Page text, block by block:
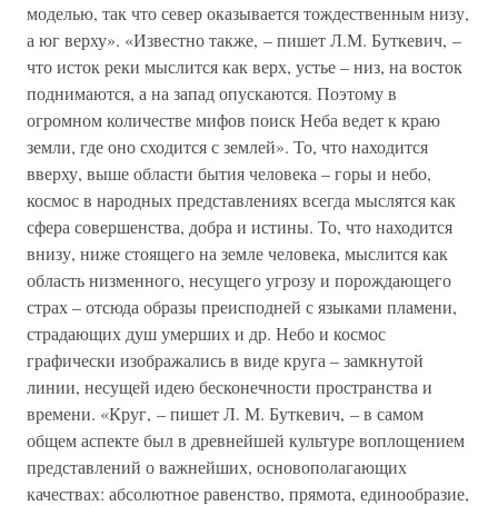
моделью, так что север оказывается тождественным низу,
а юг верху». «Известно также, – пишет Л.М. Буткевич, –
что исток реки мыслится как верх, устье – низ, на восток
поднимаются, а на запад опускаются. Поэтому в
огромном количестве мифов поиск Неба ведет к краю
земли, где оно сходится с землей». То, что находится
вверху, выше области бытия человека – горы и небо,
космос в народных представлениях всегда мыслятся как
сфера совершенства, добра и истины. То, что находится
внизу, ниже стоящего на земле человека, мыслится как
область низменного, несущего угрозу и порождающего
страх – отсюда образы преисподней с языками пламени,
страдающих душ умерших и др. Небо и космос
графически изображались в виде круга – замкнутой
линии, несущей идею бесконечности пространства и
времени. «Круг, – пишет Л. М. Буткевич, – в самом
общем аспекте был в древнейшей культуре воплощением
представлений о важнейших, основополагающих
качествах: абсолютное равенство, прямота, единообразие,